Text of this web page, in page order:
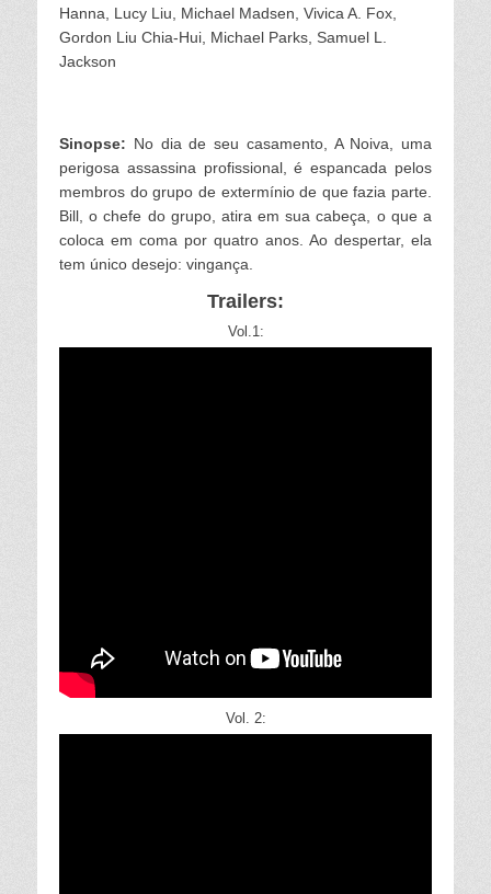
Hanna, Lucy Liu, Michael Madsen, Vivica A. Fox,
Gordon Liu Chia-Hui, Michael Parks, Samuel L.
Jackson
Sinopse: No dia de seu casamento, A Noiva, uma
perigosa assassina profissional, é espancada pelos
membros do grupo de extermínio de que fazia parte.
Bill, o chefe do grupo, atira em sua cabeça, o que a
coloca em coma por quatro anos. Ao despertar, ela
tem único desejo: vingança.
Trailers:
Vol.1:
Vol. 2: